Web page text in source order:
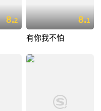
8.2 8.1
有你我不怕